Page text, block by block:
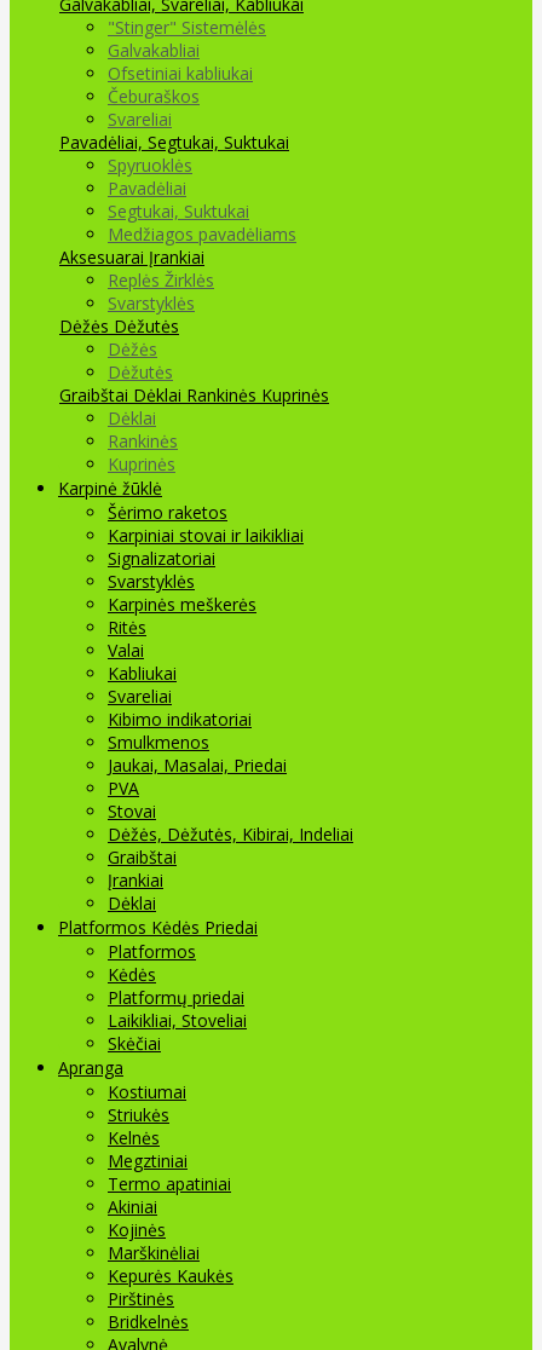
"Stinger" Sistemėlės
Galvakabliai
Ofsetiniai kabliukai
Čeburaškos
Svareliai
Pavadėliai, Segtukai, Suktukai
Spyruoklės
Pavadėliai
Segtukai, Suktukai
Medžiagos pavadėliams
Aksesuarai Įrankiai
Replės Žirklės
Svarstyklės
Dėžės Dėžutės
Dėžės
Dėžutės
Graibštai Dėklai Rankinės Kuprinės
Dėklai
Rankinės
Kuprinės
Karpinė žūklė
Šėrimo raketos
Karpiniai stovai ir laikikliai
Signalizatoriai
Svarstyklės
Karpinės meškerės
Ritės
Valai
Kabliukai
Svareliai
Kibimo indikatoriai
Smulkmenos
Jaukai, Masalai, Priedai
PVA
Stovai
Dėžės, Dėžutės, Kibirai, Indeliai
Graibštai
Įrankiai
Dėklai
Platformos Kėdės Priedai
Platformos
Kėdės
Platformų priedai
Laikikliai, Stoveliai
Skėčiai
Apranga
Kostiumai
Striukės
Kelnės
Megztiniai
Termo apatiniai
Akiniai
Kojinės
Marškinėliai
Kepurės Kaukės
Pirštinės
Bridkelnės
Avalynė